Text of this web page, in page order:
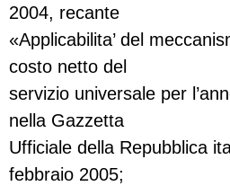
2004, recante
«Applicabilita’ del
costo netto del
servizio universale per
nella Gazzetta
Ufficiale della Repubblica
febbraio 2005;